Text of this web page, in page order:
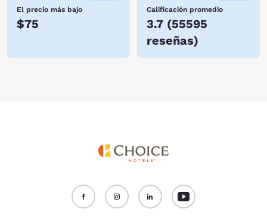
El precio más bajo
$75
Calificación promedio
3.7 (55595
reseñas)